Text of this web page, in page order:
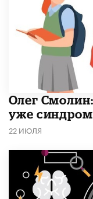
​Олег
уже
22 ИЮЛЯ